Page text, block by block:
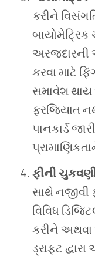
કરીને
કરવા માટે
સમાવેશ થાય
ફરજિયાત
પાનકાર્ડ
ફીની
સાથે
વિવિધ
કરીને અથવા
ડ્રાફ્ટ